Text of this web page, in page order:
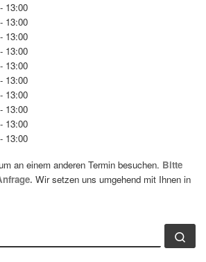
13:00
13:00
13:00
13:00
13:00
13:00
13:00
13:00
13:00
13:00
an einem anderen Termin besuchen. Bitte
Wir setzen uns umgehend mit Ihnen in